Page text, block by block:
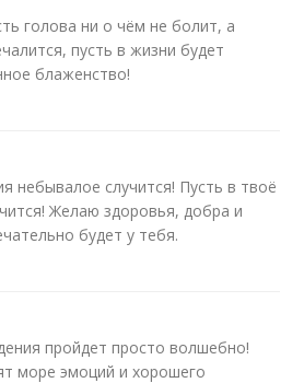
голова ни о чём не болит, а
пусть в жизни будет
блаженство!
небывалое случится! Пусть в твоё
Желаю здоровья, добра и
будет у тебя.
пройдет просто волшебно!
море эмоций и хорошего